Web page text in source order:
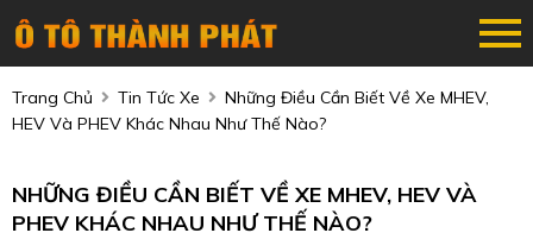
Trang Chủ Tin Tức Xe
Những Điều Cần Biết Về Xe MHEV,
HEV Và PHEV Khác Nhau Như Thế Nào?
NHỮNG ĐIỀU CẦN BIẾT VỀ XE MHEV, HEV VÀ
PHEV KHÁC NHAU NHƯ THẾ NÀO?